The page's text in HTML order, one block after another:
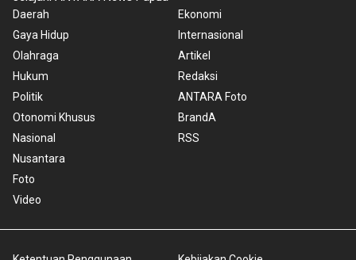
Daerah
Gaya Hidup
Olahraga
Hukum
Politik
Otonomi Khusus
Nasional
Nusantara
Foto
Video
Ekonomi
Internasional
Artikel
Redaksi
ANTARA Foto
BrandA
RSS